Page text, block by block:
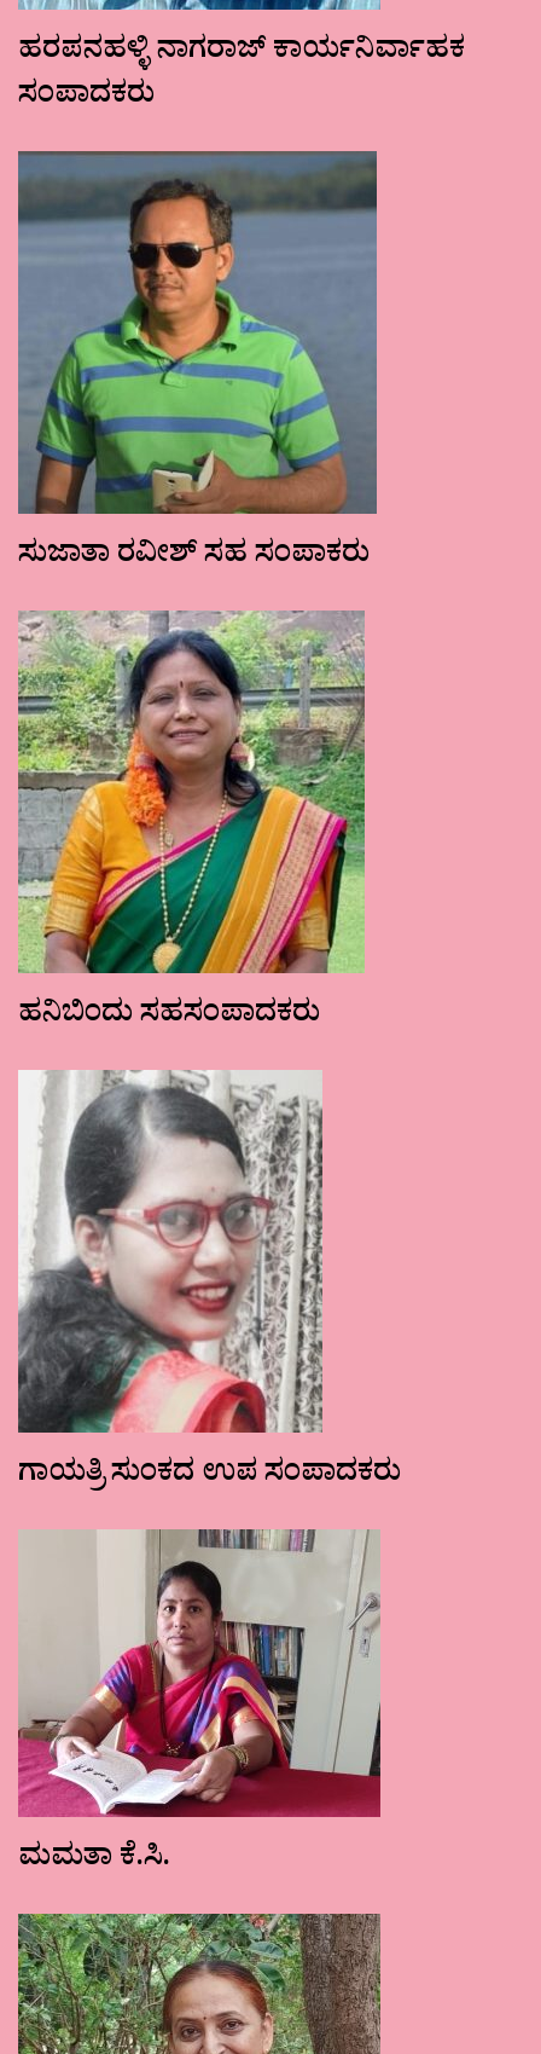
ಹರಪನಹಳ್ಳಿ ನಾಗರಾಜ್ ಕಾರ್ಯನಿರ್ವಾಹಕ
ಸಂಪಾದಕರು
ಸುಜಾತಾ ರವೀಶ್ ಸಹ ಸಂಪಾಕರು
ಹನಿಬಿಂದು ಸಹಸಂಪಾದಕರು
ಗಾಯತ್ರಿ ಸುಂಕದ ಉಪ ಸಂಪಾದಕರು
ಮಮತಾ ಕೆ.ಸಿ.